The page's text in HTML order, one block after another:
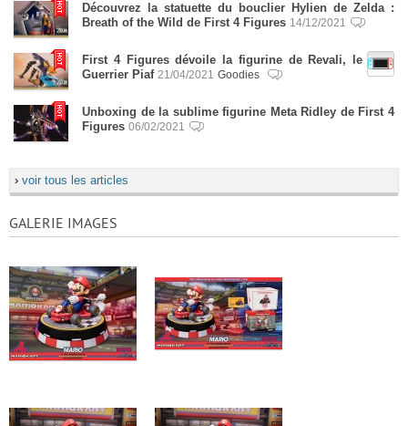
Découvrez la statuette du bouclier Hylien de Zelda :
Breath of the Wild de First 4 Figures 14/12/2021
First 4 Figures dévoile la figurine de Revali, le
Guerrier Piaf 21/04/2021 Goodies
Unboxing de la sublime figurine Meta Ridley de First 4
Figures 06/02/2021
› voir tous les articles
GALERIE IMAGES